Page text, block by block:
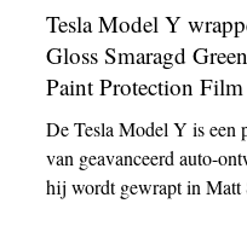
23 mrt 2023
Tesla Model Y